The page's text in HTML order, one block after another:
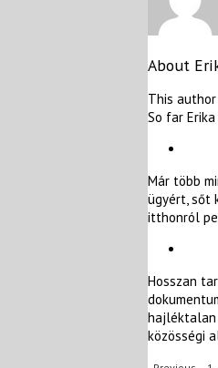
About
This
So far
Már több
ügyért, sőt
itthonról
Hosszan
hajléktalan
közösségi